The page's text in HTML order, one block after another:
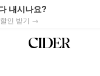
내시나요?
인 받기 →